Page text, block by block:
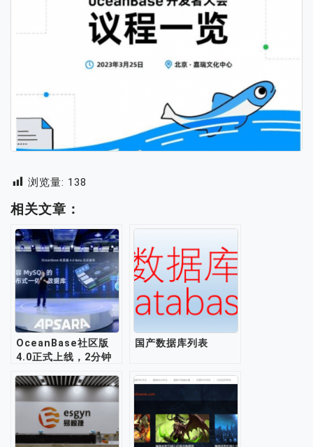
浏览量: 138
相关文章：
OceanBase社区版
4.0正式上线，2分钟
国产数据库列表